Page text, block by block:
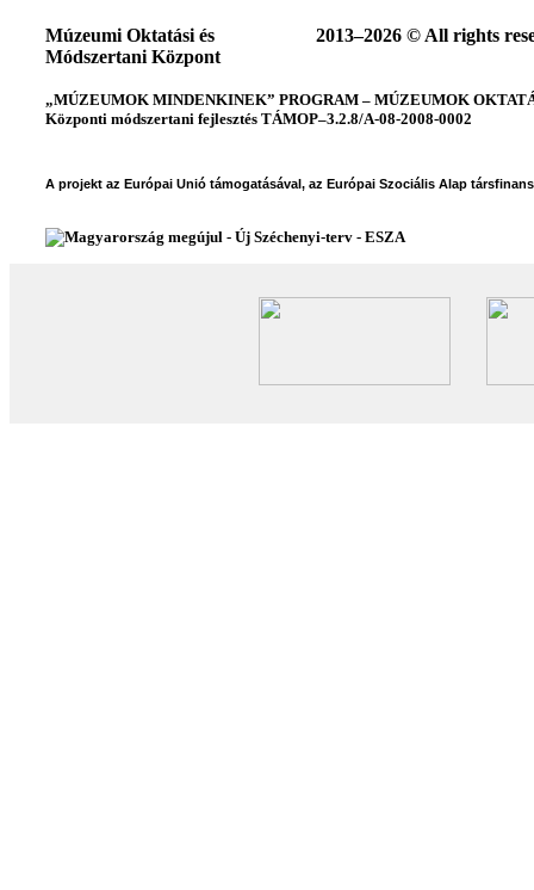
Múzeumi Oktatási és
Módszertani Központ
2013–2026 © All rights
„MÚZEUMOK MINDENKINEK” PROGRAM – MÚZEUMOK
Központi módszertani fejlesztés TÁMOP–3.2.8/A-08-2008-0002
A projekt az Európai Unió támogatásával, az Európai Szociális Alap